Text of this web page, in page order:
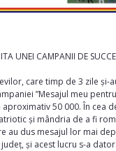
UNEI CAMPANII DE
care timp de 3 zile
”Mesajul meu
50 000. În cea
și mândria de a fi
au dus mesajul lor mai
județ, și acest lucru s-a